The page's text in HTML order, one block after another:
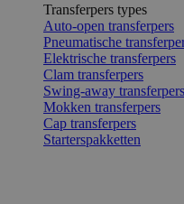
Transferpers types
Auto-open transferpers
Pneumatische
Elektrische transferpers
Clam transferpers
Swing-away transferpers
Mokken transferpers
Cap transferpers
Starterspakketten